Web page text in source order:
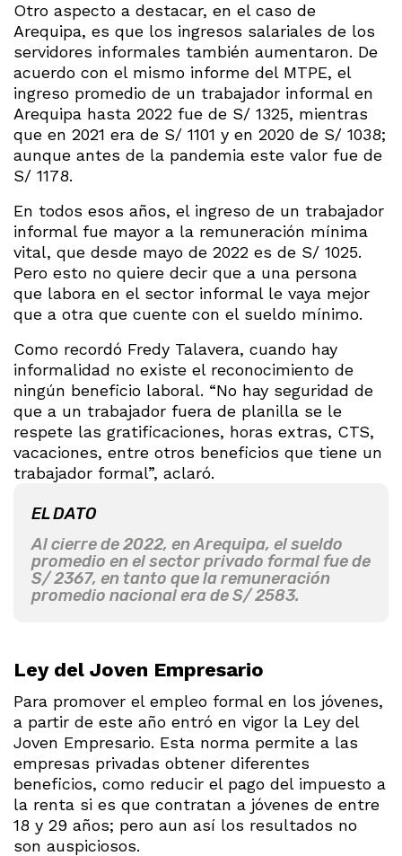
Otro aspecto a destacar, en el caso de
Arequipa, es que los ingresos salariales de los
servidores informales también aumentaron. De
acuerdo con el mismo informe del MTPE, el
ingreso promedio de un trabajador informal en
Arequipa hasta 2022 fue de S/ 1325, mientras
que en 2021 era de S/ 1101 y en 2020 de S/ 1038;
aunque antes de la pandemia este valor fue de
S/ 1178.
En todos esos años, el ingreso de un trabajador
informal fue mayor a la remuneración mínima
vital, que desde mayo de 2022 es de S/ 1025.
Pero esto no quiere decir que a una persona
que labora en el sector informal le vaya mejor
que a otra que cuente con el sueldo mínimo.
Como recordó Fredy Talavera, cuando hay
informalidad no existe el reconocimiento de
ningún beneficio laboral. “No hay seguridad de
que a un trabajador fuera de planilla se le
respete las gratificaciones, horas extras, CTS,
vacaciones, entre otros beneficios que tiene un
trabajador formal”, aclaró.
EL DATO
Al cierre de 2022, en Arequipa, el sueldo
promedio en el sector privado formal fue de
S/ 2367, en tanto que la remuneración
promedio nacional era de S/ 2583.
Ley del Joven Empresario
Para promover el empleo formal en los jóvenes,
a partir de este año entró en vigor la Ley del
Joven Empresario. Esta norma permite a las
empresas privadas obtener diferentes
beneficios, como reducir el pago del impuesto a
la renta si es que contratan a jóvenes de entre
18 y 29 años; pero aun así los resultados no
son auspiciosos.